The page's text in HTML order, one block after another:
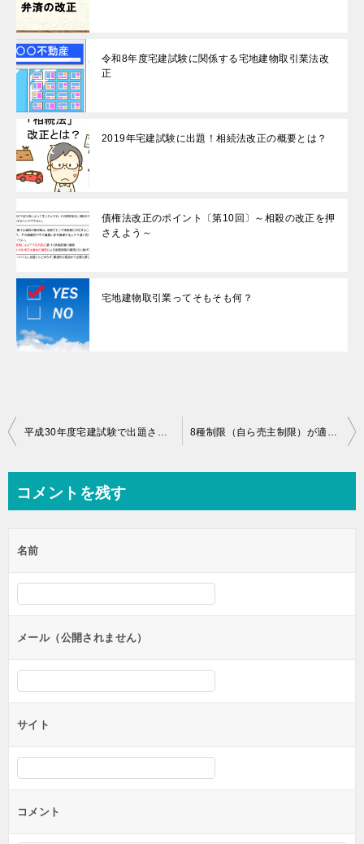
令和8年度宅建試験に関係する宅地建物取引業法改
正
2019年宅建試験に出題！相続法改正の概要とは？
債権法改正のポイント〔第10回〕～相殺の改正を押
さえよう～
宅地建物取引業ってそもそも何？
投
ビ
ー
シ
ン
コメントを残す
名前
メール（公開されません）
サイト
コメント